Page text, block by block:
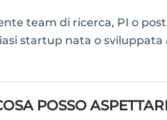
team di ricerca, PI o
startup nata o
POSSO